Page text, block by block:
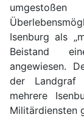
Isenburg als
Beistand
angewiesen.
der Landgraf
mehrere
Militärdiensten